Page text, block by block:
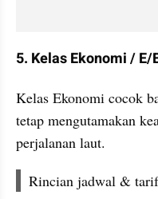
5. Kelas Ekonomi / E/
Kelas Ekonomi cocok
tetap mengutamakan
perjalanan laut.
Rincian jadwal &